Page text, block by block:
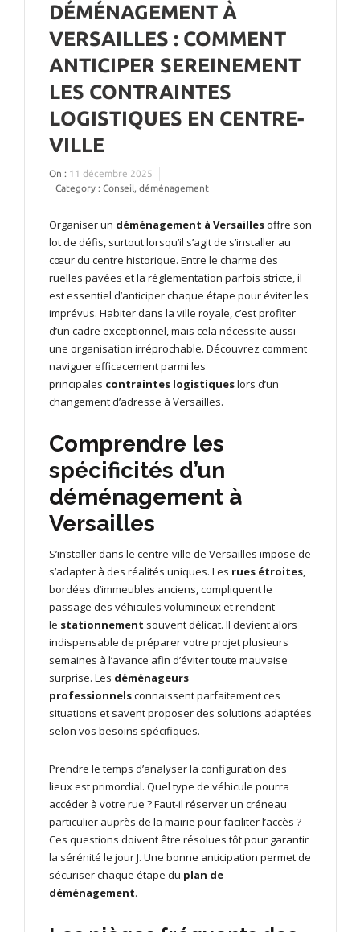
DÉMÉNAGEMENT À
VERSAILLES : COMMENT
ANTICIPER SEREINEMENT
LES CONTRAINTES
LOGISTIQUES EN CENTRE-
VILLE
On : 11 décembre 2025
Category : Conseil , déménagement
Organiser un déménagement à Versaillesoffre son
lot de défis, surtout lorsqu’il s’agit de s’installer au
cœur du centre historique. Entre le charme des
ruelles pavées et la réglementation parfois stricte, il
est essentiel d’anticiper chaque étape pour éviter les
imprévus. Habiter dans la ville royale, c’est profiter
d’un cadre exceptionnel, mais cela nécessite aussi
une organisation irréprochable. Découvrez comment
naviguer efficacement parmi les
principales contraintes logistiqueslors d’un
changement d’adresse à Versailles.
Comprendre les
spécificités d’un
déménagement à
Versailles
S’installer dans le centre-ville de Versailles impose de
s’adapter à des réalités uniques. Les rues étroites,
bordées d’immeubles anciens, compliquent le
passage des véhicules volumineux et rendent
le stationnement souvent délicat. Il devient alors
indispensable de préparer votre projet plusieurs
semaines à l’avance afin d’éviter toute mauvaise
surprise. Les déménageurs
professionnelsconnaissent parfaitement ces
situations et savent proposer des solutions adaptées
selon vos besoins spécifiques.
Prendre le temps d’analyser la configuration des
lieux est primordial. Quel type de véhicule pourra
accéder à votre rue ? Faut-il réserver un créneau
particulier auprès de la mairie pour faciliter l’accès ?
Ces questions doivent être résolues tôt pour garantir
la sérénité le jour J. Une bonne anticipation permet de
sécuriser chaque étape du plan de
déménagement.